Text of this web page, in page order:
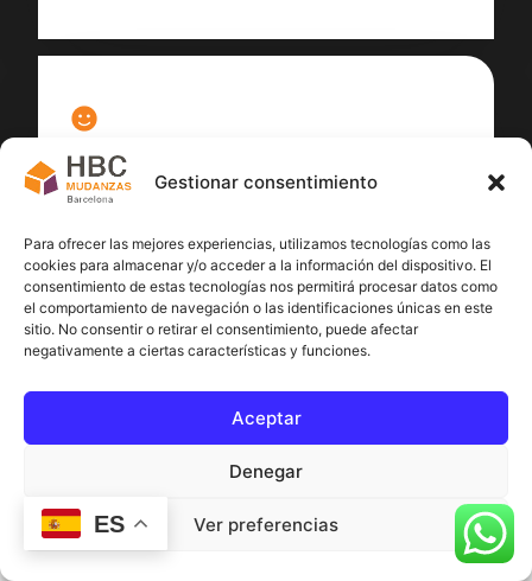
Gestionar consentimiento
Para ofrecer las mejores experiencias, utilizamos tecnologías como las
cookies para almacenar y/o acceder a la información del dispositivo. El
consentimiento de estas tecnologías nos permitirá procesar datos como
el comportamiento de navegación o las identificaciones únicas en este
sitio. No consentir o retirar el consentimiento, puede afectar
negativamente a ciertas características y funciones.
Aceptar
Denegar
Ver preferencias
100
ES